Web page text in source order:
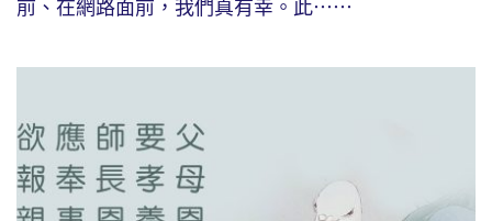
前、在網路面前，我們真有幸。此⋯⋯